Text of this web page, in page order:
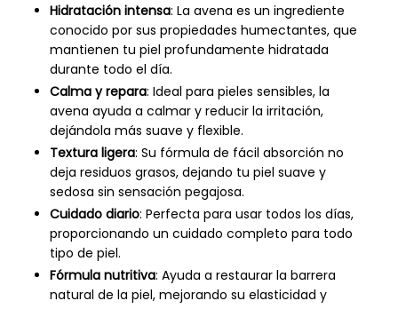
Hidratación intensa: La avena es un ingrediente
conocido por sus propiedades humectantes, que
mantienen tu piel profundamente hidratada
durante todo el día.
Calma y repara: Ideal para pieles sensibles, la
avena ayuda a calmar y reducir la irritación,
dejándola más suave y flexible.
Textura ligera: Su fórmula de fácil absorción no
deja residuos grasos, dejando tu piel suave y
sedosa sin sensación pegajosa.
Cuidado diario: Perfecta para usar todos los días,
proporcionando un cuidado completo para todo
tipo de piel.
Fórmula nutritiva: Ayuda a restaurar la barrera
natural de la piel, mejorando su elasticidad y